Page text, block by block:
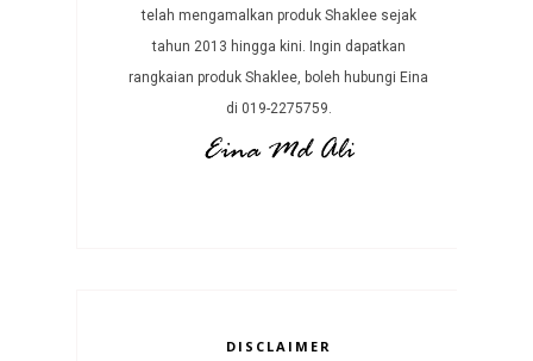
telah mengamalkan produk Shaklee sejak
tahun 2013 hingga kini. Ingin dapatkan
rangkaian produk Shaklee, boleh hubungi Eina
di 019-2275759.
DISCLAIMER